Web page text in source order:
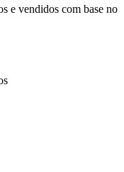
e vendidos com base no